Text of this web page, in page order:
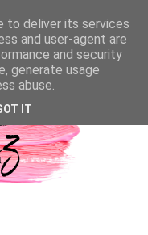
to deliver its services
and user-agent are
and security
generate usage
abuse.
IT